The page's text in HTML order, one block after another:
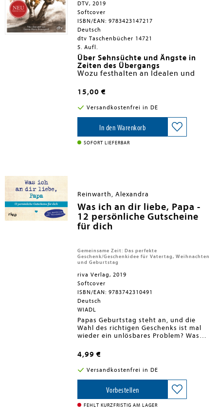
Seiten (Maße: 12,3 x 11,3 cm)
DTV, 2019
Softcover
ISBN/EAN: 9783423147217
Deutsch
dtv Taschenbücher 14721
5. Aufl.
Über Sehnsüchte und Ängste in
Zeiten des Übergangs
Wozu festhalten an Idealen und
Romantik, also weg damit! Basarow,
Medizinstudent aus Petersburg, ist
Nihilist und als solcher Teil einer
radikal-liberalen Jugendbewegung.
Als er seinen Freund Arkadij auf
dessen Heimreise zum väterlichen
Gut begleitet, verliebt er sich in die
junge Witwe Anna, was ihn
vernünftiger Weg: erst
Konfrontation, dann Kollision.
15,00 €
Versandkostenfrei in DE
In den Warenkorb
SOFORT LIEFERBAR
Reinwarth, Alexandra
Was ich an dir liebe, Papa -
12 persönliche Gutscheine
für dich
Gemeinsame Zeit: Das perfekte
Geschenk/Geschenkidee für Vatertag, Weihnachten
und Geburtstag
riva Verlag, 2019
Softcover
ISBN/EAN: 9783742310491
Deutsch
WIADL
Papas Geburtstag steht an, und die
Wahl des richtigen Geschenks ist mal
wieder ein unlösbares Problem? Was
schon alles hat?Wie wäre es mit der
einen Sache, die so wertvoll ist, dass
kaum ein Mensch auf der Welt genug
davon haben kann: Zeit? Mit diesen
Gutscheinen schenkst du deinem Papa
sogar 12 Gelegenheiten für gemeinsam
verbrachte Zeit. Du kannst die
Gutscheine individuell ausfüllen und
4,99 €
Versandkostenfrei in DE
Vorbestellen
FEHLT KURZFRISTIG AM LAGER